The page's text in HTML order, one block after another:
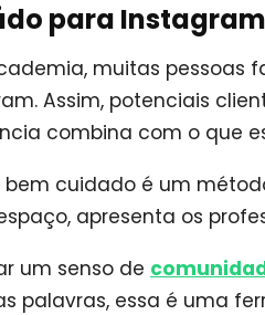
para
muitas pessoas
Assim, potenciais
combina com o que
bem cuidado é um
apresenta os
um senso de
palavras, essa é uma